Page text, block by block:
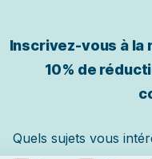
Inscrivez-vous à
10% de
Quels sujets vous